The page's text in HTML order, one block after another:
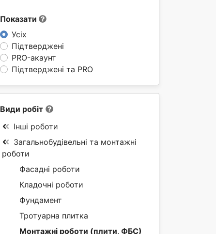
Показати
Усіх
Підтверджені
PRO-акаунт
Підтверджені та PRO
Види робіт
Інші роботи
Загальнобудівельні та монтажні
роботи
Фасадні роботи
Кладочні роботи
Фундамент
Тротуарна плитка
Монтажні роботи (плити, ФБС)